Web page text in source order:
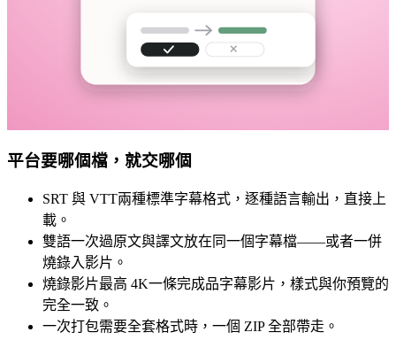
平台要哪個檔，就交哪個
SRT 與 VTT兩種標準字幕格式，逐種語言輸出，直接上
載。
雙語一次過原文與譯文放在同一個字幕檔——或者一併
燒錄入影片。
燒錄影片最高 4K一條完成品字幕影片，樣式與你預覽的
完全一致。
一次打包需要全套格式時，一個 ZIP 全部帶走。